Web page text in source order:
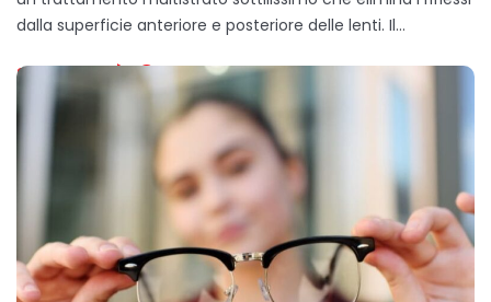
dalla superficie anteriore e posteriore delle lenti. Il…
SCOPRI DI PIÙ